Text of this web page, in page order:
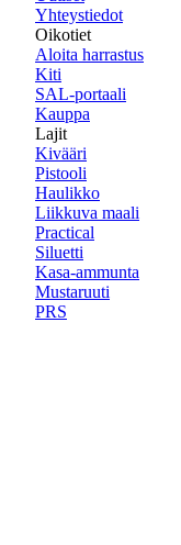
Yhteystiedot
Oikotiet
Aloita harrastus
Kiti
SAL-portaali
Kauppa
Lajit
Kivääri
Pistooli
Haulikko
Liikkuva maali
Practical
Siluetti
Kasa-ammunta
Mustaruuti
PRS